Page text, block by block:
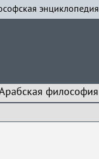
энциклопедия
философия